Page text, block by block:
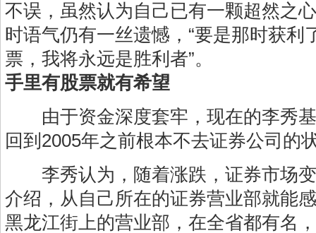
不误，虽然认为自己已有一颗超然之
时语气仍有一丝遗憾，“要是那时获利
票，我将永远是胜利者”。
手里有股票就有希望
由于资金深度套牢，现在的李秀基
回到2005年之前根本不去证券公司的
李秀认为，随着涨跌，证券市场变
介绍，从自己所在的证券营业部就能
黑龙江街上的营业部，在全省都有名